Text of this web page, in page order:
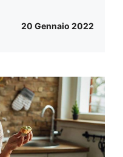
20 Gennaio 2022